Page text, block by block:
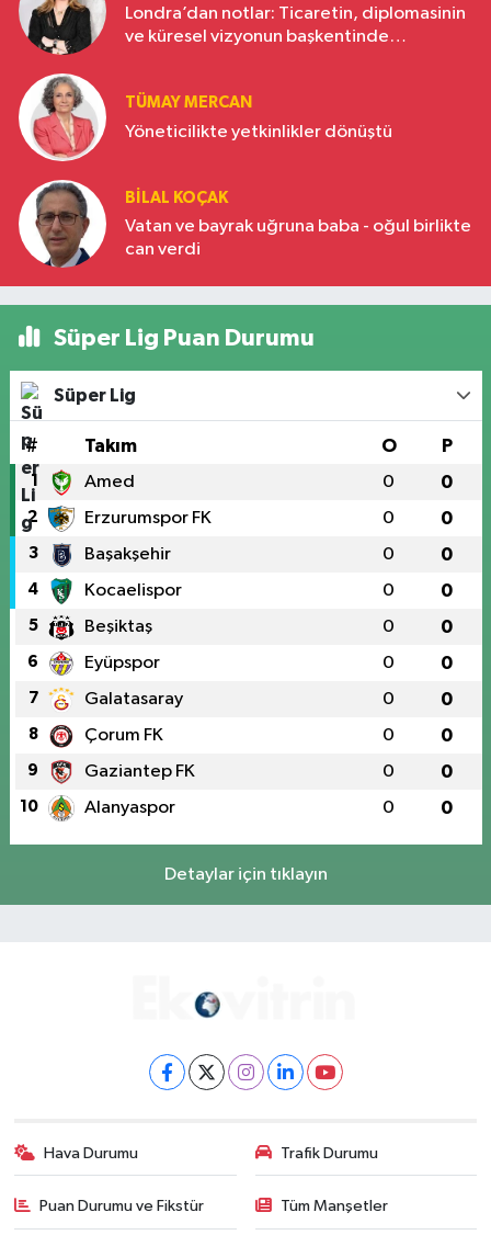
Londra’dan notlar: Ticaretin, diplomasinin
ve küresel vizyonun başkentinde
TÜMAY MERCAN
Yöneticilikte yetkinlikler dönüştü
BILAL KOÇAK
Vatan ve bayrak uğruna baba - oğul birlikte
can verdi
Süper Lig Puan Durumu
Süper Lig
# Takım O P
1 Amed 0 0
2 Erzurumspor FK 0 0
3 Başakşehir 0 0
4 Kocaelispor 0 0
5 Beşiktaş 0 0
6 Eyüpspor 0 0
7 Galatasaray 0 0
8 Çorum FK 0 0
9 Gaziantep FK 0 0
10 Alanyaspor 0 0
Detaylar için tıklayın
Hava Durumu Trafik Durumu
Puan Durumu ve Fikstür Tüm Manşetler